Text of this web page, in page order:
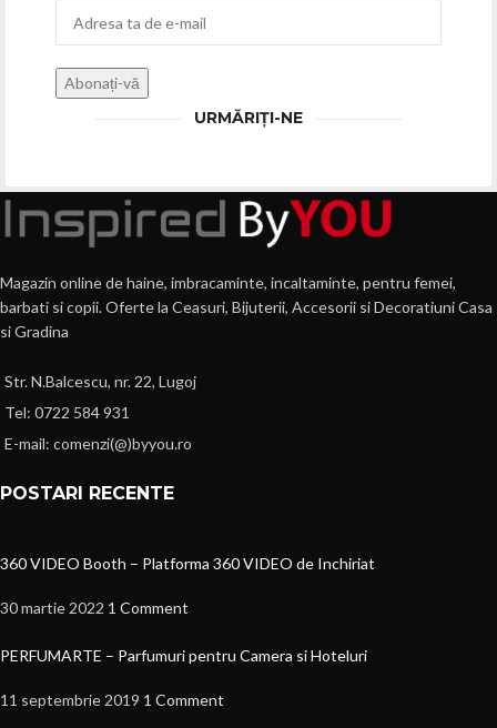
URMĂRIȚI-NE
Magazin online de haine, imbracaminte, incaltaminte, pentru femei,
barbati si copii. Oferte la Ceasuri, Bijuterii, Accesorii si Decoratiuni Casa
si Gradina
Str. N.Balcescu, nr. 22, Lugoj
Tel: 0722 584 931
E-mail: comenzi(@)byyou.ro
POSTARI RECENTE
360 VIDEO Booth – Platforma 360 VIDEO de Inchiriat
30 martie 2022 1 Comment
PERFUMARTE – Parfumuri pentru Camera si Hoteluri
11 septembrie 2019 1 Comment